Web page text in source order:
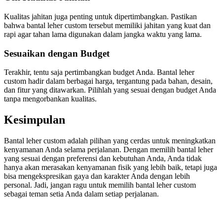
Kualitas jahitan juga penting untuk dipertimbangkan. Pastikan
bahwa bantal leher custom tersebut memiliki jahitan yang kuat dan
rapi agar tahan lama digunakan dalam jangka waktu yang lama.
Sesuaikan dengan Budget
Terakhir, tentu saja pertimbangkan budget Anda. Bantal leher
custom hadir dalam berbagai harga, tergantung pada bahan, desain,
dan fitur yang ditawarkan. Pilihlah yang sesuai dengan budget Anda
tanpa mengorbankan kualitas.
Kesimpulan
Bantal leher custom adalah pilihan yang cerdas untuk meningkatkan
kenyamanan Anda selama perjalanan. Dengan memilih bantal leher
yang sesuai dengan preferensi dan kebutuhan Anda, Anda tidak
hanya akan merasakan kenyamanan fisik yang lebih baik, tetapi juga
bisa mengekspresikan gaya dan karakter Anda dengan lebih
personal. Jadi, jangan ragu untuk memilih bantal leher custom
sebagai teman setia Anda dalam setiap perjalanan.